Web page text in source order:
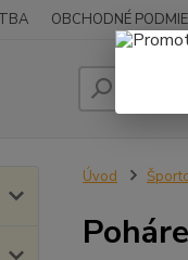
OBCHODNÉ
Úvod